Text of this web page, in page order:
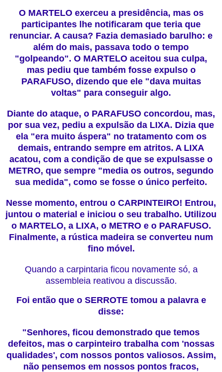
O MARTELO exerceu a presidência, mas os
participantes lhe notificaram que teria que
renunciar. A causa? Fazia demasiado barulho: e
além do mais, passava todo o tempo
"golpeando". O MARTELO aceitou sua culpa,
mas pediu que também fosse expulso o
PARAFUSO, dizendo que ele "dava muitas
voltas" para conseguir algo.
Diante do ataque, o PARAFUSO concordou, mas,
por sua vez, pediu a expulsão da LIXA. Dizia que
ela "era muito áspera" no tratamento com os
demais, entrando sempre em atritos. A LIXA
acatou, com a condição de que se expulsasse o
METRO, que sempre "media os outros, segundo
sua medida", como se fosse o único perfeito.
Nesse momento, entrou o CARPINTEIRO! Entrou,
juntou o material e iniciou o seu trabalho. Utilizou
o MARTELO, a LIXA, o METRO e o PARAFUSO.
Finalmente, a rústica madeira se converteu num
fino móvel.
Quando a carpintaria ficou novamente só, a
assembleia reativou a discussão.
Foi então que o SERROTE tomou a palavra e
disse:
"Senhores, ficou demonstrado que temos
defeitos, mas o carpinteiro trabalha com 'nossas
qualidades', com nossos pontos valiosos. Assim,
não pensemos em nossos pontos fracos,